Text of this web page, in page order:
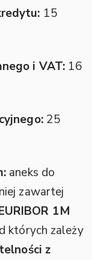
15
i VAT: 16
25
aneks do
zawartej
1M
których zależy
z